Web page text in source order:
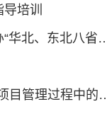
培训
内蒙古自治区建筑业协会主办、鄂尔多斯建筑业协会协办“华
自治区建筑业协会会同鄂尔多斯建筑业